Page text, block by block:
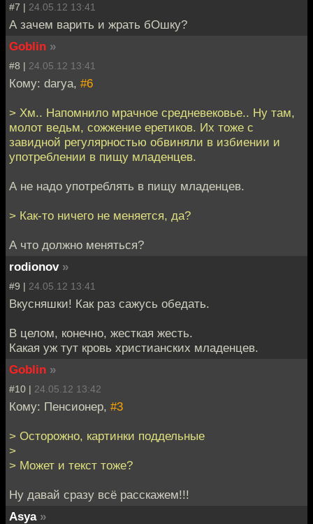
#7 | 24.05.12 13:41
А зачем варить и жрать бОшку?
Goblin »
#8 | 24.05.12 13:41
Кому: darya, #6
> Хм.. Напомнило мрачное средневековье.. Ну там,
молот ведьм, сожжение еретиков. Их тоже с
завидной регулярностью обвиняли в избиении и
употреблении в пищу младенцев.
А не надо употреблять в пищу младенцев.
> Как-то ничего не меняется, да?
А что должно меняться?
rodionov »
#9 | 24.05.12 13:41
Вкусняшки! Как раз сажусь обедать.
В целом, конечно, жесткая жесть.
Какая уж тут кровь христианских младенцев.
Goblin »
#10 | 24.05.12 13:42
Кому: Пенсионер, #3
> Осторожно, картинки поддельные
>
> Может и текст тоже?
Ну давай сразу всё расскажем!!!
Asya »